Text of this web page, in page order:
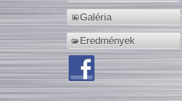
Galéria
Eredmények